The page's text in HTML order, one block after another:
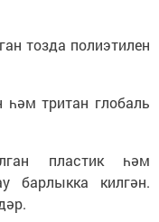
тозда полиэтилен
һәм тритан глобаль
пластик һәм
барлыкка килгән.